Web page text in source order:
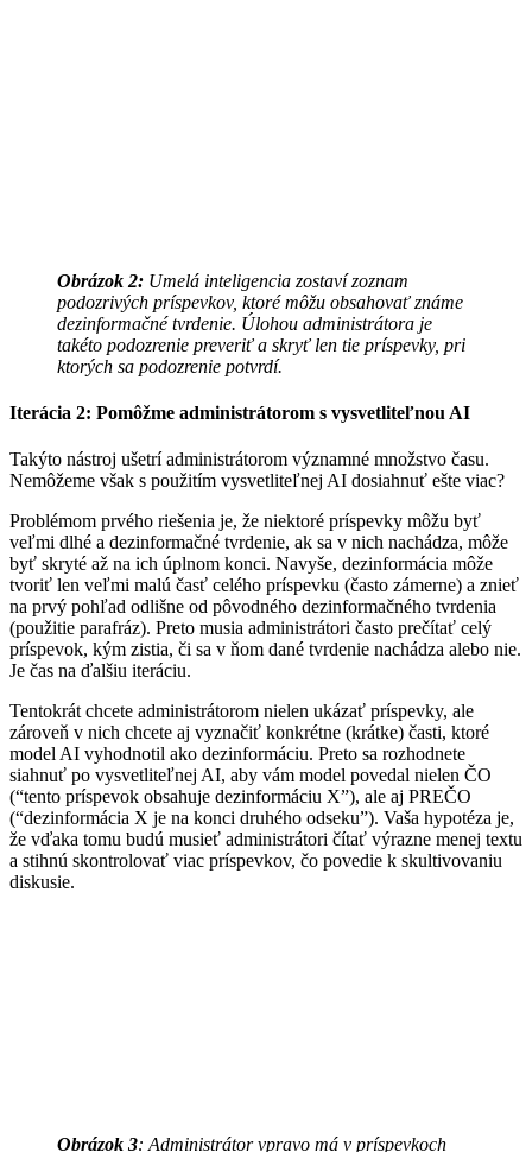
Obrázok 2: Umelá inteligencia zostaví zoznam
podozrivých príspevkov, ktoré môžu obsahovať známe
dezinformačné tvrdenie. Úlohou administrátora je
takéto podozrenie preveriť a skryť len tie príspevky, pri
ktorých sa podozrenie potvrdí.
Iterácia 2: Pomôžme administrátorom s vysvetliteľnou AI
Takýto nástroj ušetrí administrátorom významné množstvo času.
Nemôžeme však s použitím vysvetliteľnej AI dosiahnuť ešte viac?
Problémom prvého riešenia je, že niektoré príspevky môžu byť
veľmi dlhé a dezinformačné tvrdenie, ak sa v nich nachádza, môže
byť skryté až na ich úplnom konci. Navyše, dezinformácia môže
tvoriť len veľmi malú časť celého príspevku (často zámerne) a znieť
na prvý pohľad odlišne od pôvodného dezinformačného tvrdenia
(použitie parafráz). Preto musia administrátori často prečítať celý
príspevok, kým zistia, či sa v ňom dané tvrdenie nachádza alebo nie.
Je čas na ďalšiu iteráciu.
Tentokrát chcete administrátorom nielen ukázať príspevky, ale
zároveň v nich chcete aj vyznačiť konkrétne (krátke) časti, ktoré
model AI vyhodnotil ako dezinformáciu. Preto sa rozhodnete
siahnuť po vysvetliteľnej AI, aby vám model povedal nielen ČO
(“tento príspevok obsahuje dezinformáciu X”), ale aj PREČO
(“dezinformácia X je na konci druhého odseku”). Vaša hypotéza je,
že vďaka tomu budú musieť administrátori čítať výrazne menej textu
a stihnú skontrolovať viac príspevkov, čo povedie k skultivovaniu
diskusie.
Obrázok 3: Administrátor vpravo má v príspevkoch